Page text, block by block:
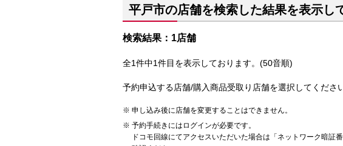
平戸市の店舗を検索した結果を表示し
検索結果：1店舗
全1件中1件目を表示しております。(50音順)
予約申込する店舗/購入商品受取り店舗を選択してください
申し込み後に店舗を変更することはできません。
予約手続きにはログインが必要です。
ドコモ回線にてアクセスいただいた場合は「ネットワーク暗証